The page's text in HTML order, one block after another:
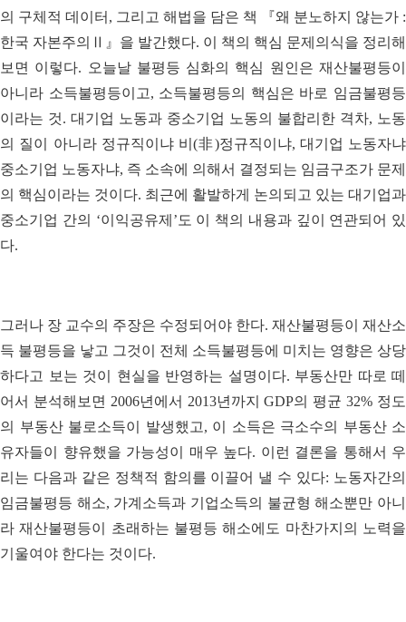
의 구체적 데이터, 그리고 해법을 담은 책 『왜 분노하지 않는가 :
한국 자본주의Ⅱ』을 발간했다. 이 책의 핵심 문제의식을 정리해
보면 이렇다. 오늘날 불평등 심화의 핵심 원인은 재산불평등이
아니라 소득불평등이고, 소득불평등의 핵심은 바로 임금불평등
이라는 것. 대기업 노동과 중소기업 노동의 불합리한 격차, 노동
의 질이 아니라 정규직이냐 비(非)정규직이냐, 대기업 노동자냐
중소기업 노동자냐, 즉 소속에 의해서 결정되는 임금구조가 문제
의 핵심이라는 것이다. 최근에 활발하게 논의되고 있는 대기업과
중소기업 간의 ‘이익공유제’도 이 책의 내용과 깊이 연관되어 있
다.
그러나 장 교수의 주장은 수정되어야 한다. 재산불평등이 재산소
득 불평등을 낳고 그것이 전체 소득불평등에 미치는 영향은 상당
하다고 보는 것이 현실을 반영하는 설명이다. 부동산만 따로 떼
어서 분석해보면 2006년에서 2013년까지 GDP의 평균 32% 정도
의 부동산 불로소득이 발생했고, 이 소득은 극소수의 부동산 소
유자들이 향유했을 가능성이 매우 높다. 이런 결론을 통해서 우
리는 다음과 같은 정책적 함의를 이끌어 낼 수 있다: 노동자간의
임금불평등 해소, 가계소득과 기업소득의 불균형 해소뿐만 아니
라 재산불평등이 초래하는 불평등 해소에도 마찬가지의 노력을
기울여야 한다는 것이다.